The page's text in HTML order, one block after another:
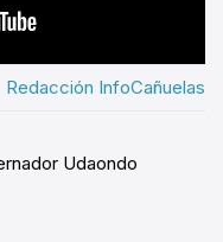
Redacción InfoCañuelas
Udaondo